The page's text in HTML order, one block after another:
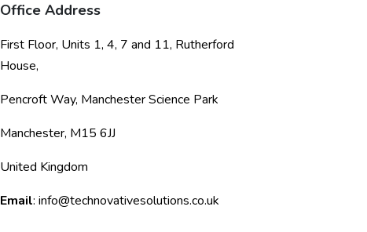
Office Address
First Floor, Units 1, 4, 7 and 11, Rutherford
House,
Pencroft Way, Manchester Science Park
Manchester, M15 6JJ
United Kingdom
Email: info@technovativesolutions.co.uk